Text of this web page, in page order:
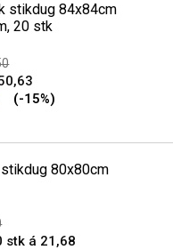
stikdug 84x84cm
20 stk
(-15%)
80x80cm
stk á 21,68